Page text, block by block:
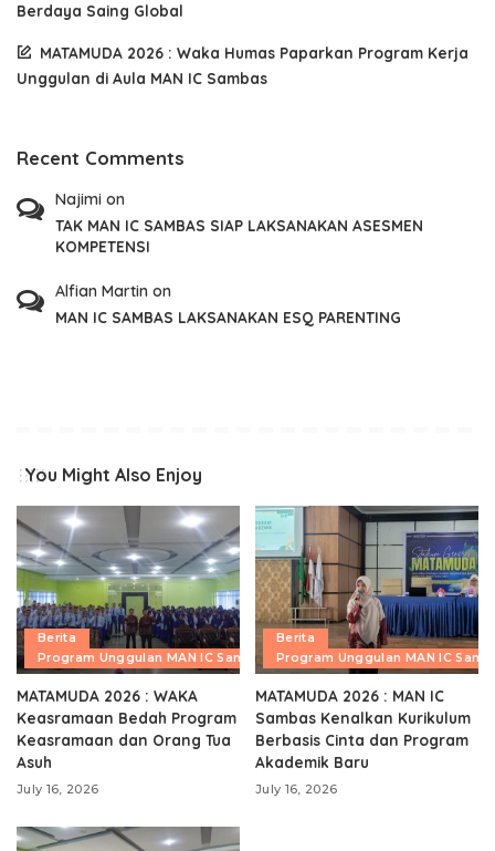
Berdaya Saing Global
MATAMUDA 2026 : Waka Humas Paparkan Program Kerja
Unggulan di Aula MAN IC Sambas
Recent Comments
Najimi on
TAK MAN IC SAMBAS SIAP LAKSANAKAN ASESMEN
KOMPETENSI
Alfian Martin on
MAN IC SAMBAS LAKSANAKAN ESQ PARENTING
You Might Also Enjoy
Berita
Program Unggulan MAN IC Sambas
MATAMUDA 2026 : WAKA
Keasramaan Bedah Program
Keasramaan dan Orang Tua
Asuh
July 16, 2026
Berita
Program Unggulan MAN IC
MATAMUDA 2026 : MAN IC
Sambas Kenalkan Kurikulum
Berbasis Cinta dan Program
Akademik Baru
July 16, 2026